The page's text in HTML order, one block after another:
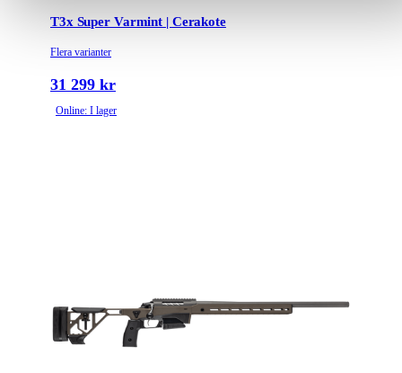
T3x Super Varmint | Cerakote
Flera varianter
31 299 kr
Online: I lager